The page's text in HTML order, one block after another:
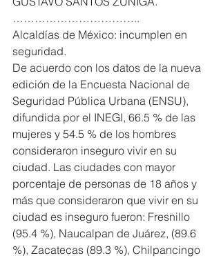
……………………………..
Alcaldías de México: incumplen en
seguridad.
De acuerdo con los datos de la nueva
edición de la Encuesta Nacional de
Seguridad Pública Urbana (ENSU),
difundida por el INEGI, 66.5 % de las
mujeres y 54.5 % de los hombres
consideraron inseguro vivir en su
ciudad. Las ciudades con mayor
porcentaje de personas de 18 años y
más que consideraron que vivir en su
ciudad es inseguro fueron: Fresnillo
(95.4 %), Naucalpan de Juárez, (89.6
%), Zacatecas (89.3 %), Chilpancingo